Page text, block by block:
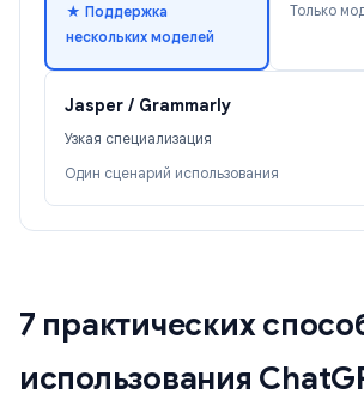
★ Поддержка
нескольких моделей
Только
Jasper / Grammarly
Узкая специализация
Один сценарий использования
7 практических
использования